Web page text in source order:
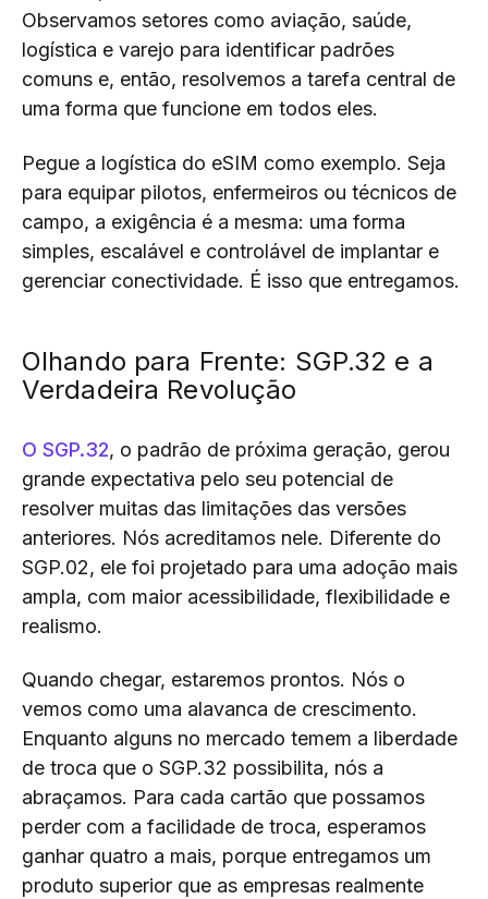
Observamos setores como aviação, saúde,
logística e varejo para identificar padrões
comuns e, então, resolvemos a tarefa central de
uma forma que funcione em todos eles.
Pegue a logística do eSIM como exemplo. Seja
para equipar pilotos, enfermeiros ou técnicos de
campo, a exigência é a mesma: uma forma
simples, escalável e controlável de implantar e
gerenciar conectividade. É isso que entregamos.
Olhando para Frente: SGP.32 e a
Verdadeira Revolução
O SGP.32, o padrão de próxima geração, gerou
grande expectativa pelo seu potencial de
resolver muitas das limitações das versões
anteriores. Nós acreditamos nele. Diferente do
SGP.02, ele foi projetado para uma adoção mais
ampla, com maior acessibilidade, flexibilidade e
realismo.
Quando chegar, estaremos prontos. Nós o
vemos como uma alavanca de crescimento.
Enquanto alguns no mercado temem a liberdade
de troca que o SGP.32 possibilita, nós a
abraçamos. Para cada cartão que possamos
perder com a facilidade de troca, esperamos
ganhar quatro a mais, porque entregamos um
produto superior que as empresas realmente